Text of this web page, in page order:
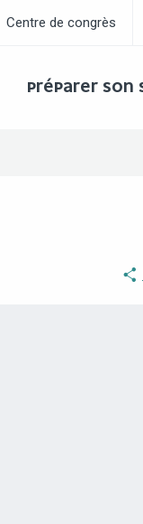
Centre de congrès
PRÉPARER SON